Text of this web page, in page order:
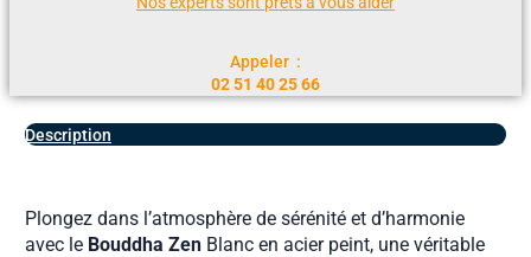
Appeler :
02 51 40 25 66
Description
Plongez dans l’atmosphère de sérénité et d’harmonie
avec le Bouddha ZenBlanc en acier peint, une véritable